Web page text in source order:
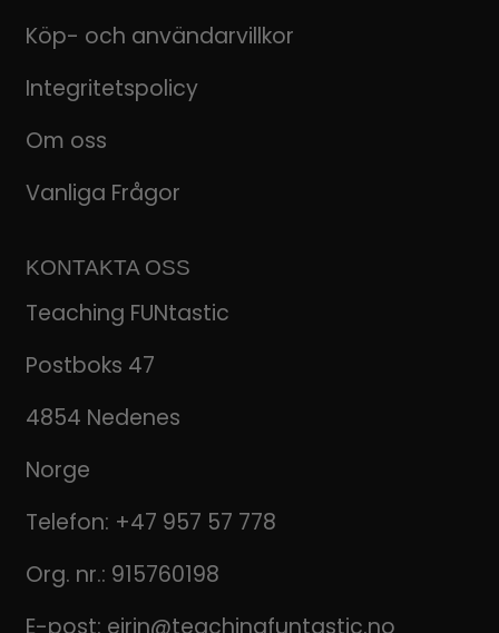
Köp- och användarvillkor
Integritetspolicy
Om oss
Vanliga Frågor
KONTAKTA OSS
Teaching FUNtastic
Postboks 47
4854 Nedenes
Norge
Telefon: +47 957 57 778
Org. nr.: 915760198
E-post: eirin@teachingfuntastic.no